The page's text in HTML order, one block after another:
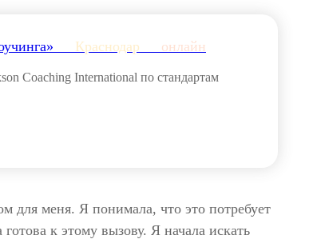
Краснодар онлайн
Coaching International по стандартам
для меня. Я понимала, что это потребует
к этому вызову. Я начала искать